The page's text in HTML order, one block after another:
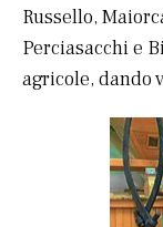
Russello,
Perciasacchi e
agricole, dando